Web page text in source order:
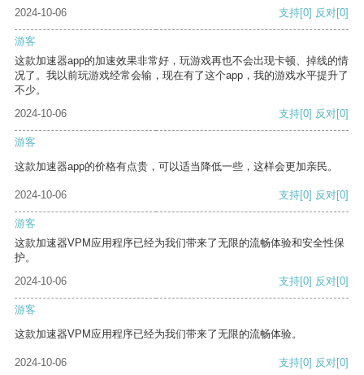
2024-10-06 支持[0] 反对[0]
游客
这款加速器app的加速效果非常好，玩游戏再也不会出现卡顿、掉线的情
况了。我以前玩游戏经常会输，现在有了这个app，我的游戏水平提升了
不少。
2024-10-06
支持[0] 反对[0]
游客
这款加速器app的价格有点贵，可以适当降低一些，这样会更加亲民。
2024-10-06 支持[0] 反对[0]
游客
这款加速器VPM应用程序已经为我们带来了无限的流畅体验和安全性保
护。
2024-10-06
支持[0] 反对[0]
游客
这款加速器VPM应用程序已经为我们带来了无限的流畅体验。
2024-10-06 支持[0] 反对[0]